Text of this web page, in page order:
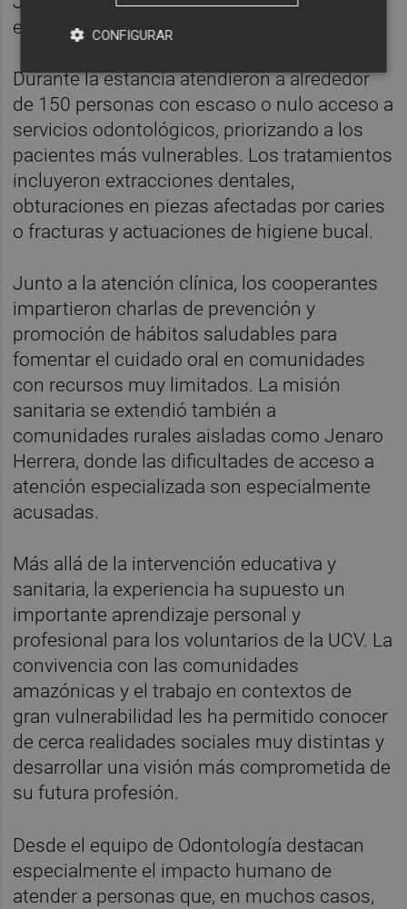
el centro de salud católico de Requena.
Durante la estancia atendieron a alrededor
de 150 personas con escaso o nulo acceso a
servicios odontológicos, priorizando a los
pacientes más vulnerables. Los tratamientos
incluyeron extracciones dentales,
obturaciones en piezas afectadas por caries
o fracturas y actuaciones de higiene bucal.
Junto a la atención clínica, los cooperantes
impartieron charlas de prevención y
promoción de hábitos saludables para
fomentar el cuidado oral en comunidades
con recursos muy limitados. La misión
sanitaria se extendió también a
comunidades rurales aisladas como Jenaro
Herrera, donde las dificultades de acceso a
atención especializada son especialmente
acusadas.
Más allá de la intervención educativa y
sanitaria, la experiencia ha supuesto un
importante aprendizaje personal y
profesional para los voluntarios de la UCV. La
convivencia con las comunidades
amazónicas y el trabajo en contextos de
gran vulnerabilidad les ha permitido conocer
de cerca realidades sociales muy distintas y
desarrollar una visión más comprometida de
su futura profesión.
Desde el equipo de Odontología destacan
especialmente el impacto humano de
atender a personas que, en muchos casos,
CONFIGURAR